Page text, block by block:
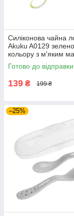
Силіконова чайна
Akuku A0129
кольору з м'яким
для безпечного
вашої дитини
Готово до відправки
139 ₴ 199 ₴
–25%